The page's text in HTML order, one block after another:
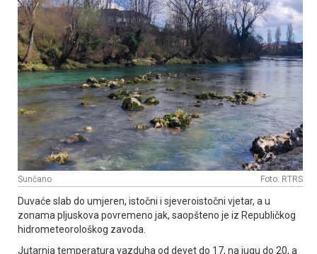
Sunčano Foto: RTRS
Duvaće slab do umjeren, istočni i sjeveroistočni vjetar, a u
zonama pljuskova povremeno jak, saopšteno je iz Republičkog
hidrometeorološkog zavoda.
Јutarnja temperatura vazduha od devet do 17, na jugu do 20, a